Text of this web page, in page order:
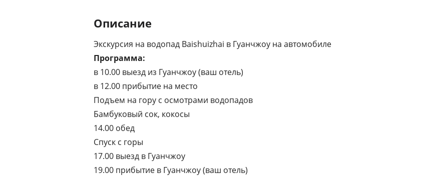
Описание
Экскурсия на водопад Baishuizhai в Гуанчжоу на автомобиле
Программа:
в 10.00 выезд из Гуанчжоу (ваш отель)
в 12.00 прибытие на место
Подъем на гору с осмотрами водопадов
Бамбуковый сок, кокосы
14.00 обед
Спуск с горы
17.00 выезд в Гуанчжоу
19.00 прибытие в Гуанчжоу (ваш отель)